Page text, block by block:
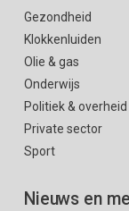
Gezondheid
Klokkenluiden
Olie & gas
Onderwijs
Politiek & overheid
Private sector
Sport
Nieuws en